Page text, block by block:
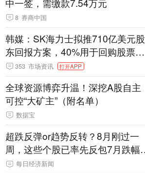
中一签，需缴款7.54万元
8 券商中国
韩媒：SK海力士拟推710亿美元股
东回报方案，40%用于回购股票，
相当于美股发行规模
353 市场资讯 打开APP
全球资源博弈升温！深挖A股自主
可控“大矿主”（附名单）
数据宝
超跌反弹or趋势反转？8月刚过一
周，这些个股已率先反包7月跌幅
（附名单）
每日经济新闻